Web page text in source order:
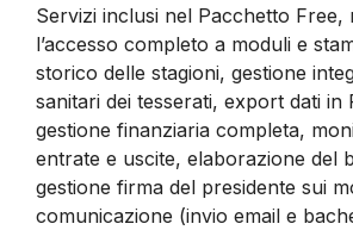
Servizi inclusi nel Pacchetto Free,
l’accesso completo a moduli e
storico delle stagioni, gestione
sanitari dei tesserati, export dati in
gestione finanziaria completa,
entrate e uscite, elaborazione del
gestione firma del presidente sui
comunicazione (invio email e